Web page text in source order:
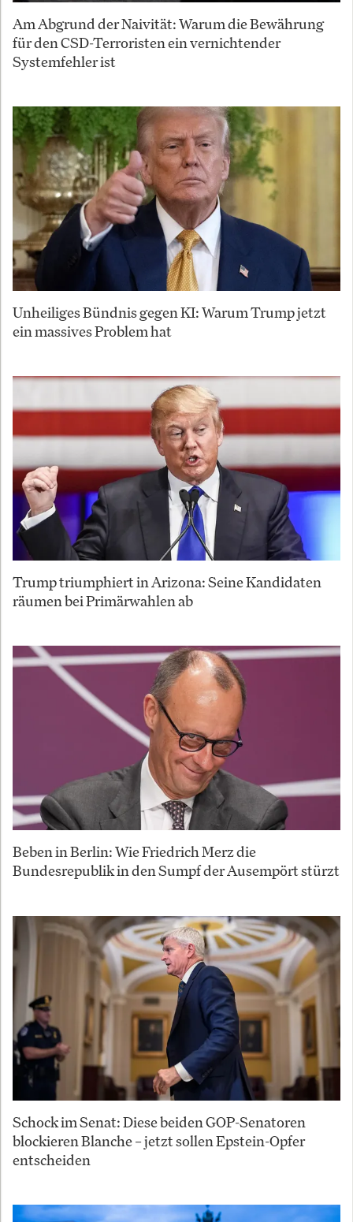
Am Abgrund der Naivität: Warum die Bewährung
für den CSD-Terroristen ein vernichtender
Systemfehler ist
Unheiliges Bündnis gegen KI: Warum Trump jetzt
ein massives Problem hat
Trump triumphiert in Arizona: Seine Kandidaten
räumen bei Primärwahlen ab
Beben in Berlin: Wie Friedrich Merz die
Bundesrepublik in den Sumpf der Ausempört stürzt
Schock im Senat: Diese beiden GOP-Senatoren
blockieren Blanche – jetzt sollen Epstein-Opfer
entscheiden